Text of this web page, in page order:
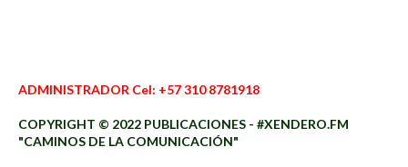
ADMINISTRADOR Cel: +57 310 8781918
COPYRIGHT © 2022 PUBLICACIONES - #XENDERO.FM
"CAMINOS DE LA COMUNICACIÓN"